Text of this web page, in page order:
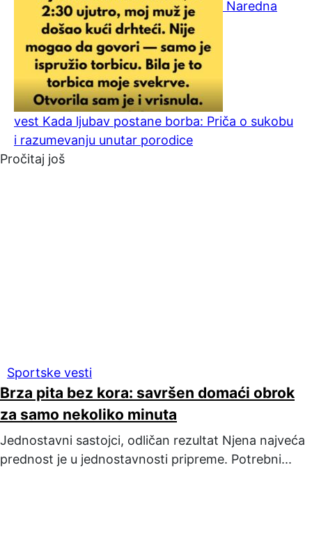
Naredna
vest Kada ljubav postane borba: Priča o sukobu
i razumevanju unutar porodice
Pročitaj još
Sportske vesti
Brza pita bez kora: savršen domaći obrok
za samo nekoliko minuta
Jednostavni sastojci, odličan rezultat Njena najveća
prednost je u jednostavnosti pripreme. Potrebni...